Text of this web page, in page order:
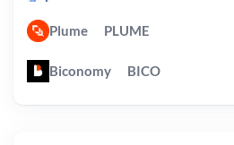
Plume PLUME
Biconomy BICO